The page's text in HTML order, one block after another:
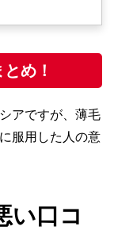
め！
アですが、薄毛
服用した人の意
い口コ